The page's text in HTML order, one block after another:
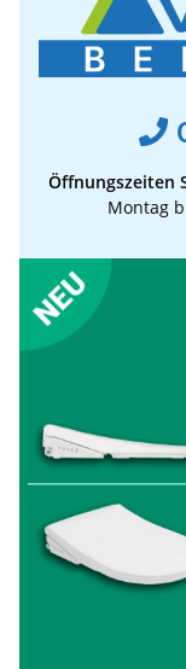
Öffnungszeiten
Montag